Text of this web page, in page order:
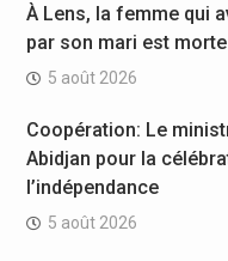
À Lens, la femme qui
par son mari est morte
5 août 2026
Coopération: Le
Abidjan pour la
l’indépendance
5 août 2026